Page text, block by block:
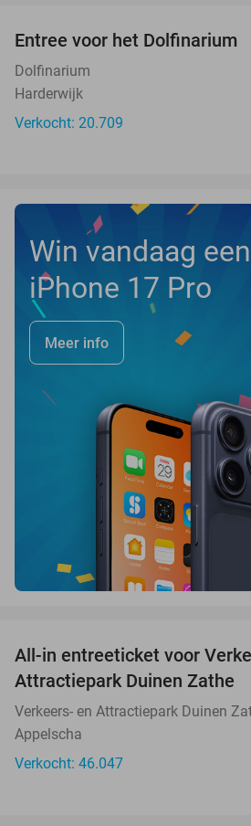
TODAY
Entree voor het Dolfinarium
Dolfinarium
Harderwijk
Verkocht: 20.709
Win vandaag
iPhone 17 Pro
Meer info
All-in entreeticket voor
Attractiepark Duinen Zathe
Verkeers- en Attractiepark Duinen
Appelscha
Verkocht: 46.047